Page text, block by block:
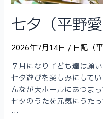
七夕（平野
2026年7月14日/ 日記（
７月になり子ども達は願
七夕遊びを楽しみにして
んなが大ホールにあつま
七夕のうたを元気にうた
…